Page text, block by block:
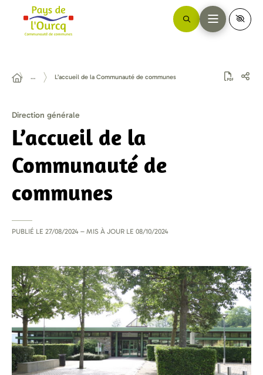
… L’accueil de la Communauté de communes
Direction générale
L’accueil de la
Communauté de
communes
PUBLIÉ LE 27/08/2024 – MIS À JOUR LE 08/10/2024